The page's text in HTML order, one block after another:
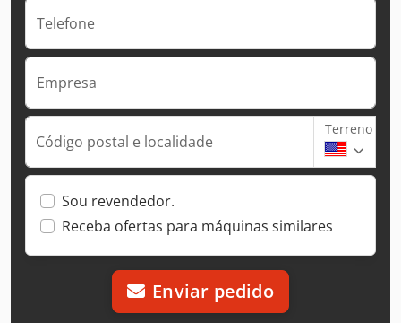
Telefone
Empresa
Código postal e localidade
Terreno
Sou revendedor.
Receba ofertas para máquinas similares
Enviar pedido